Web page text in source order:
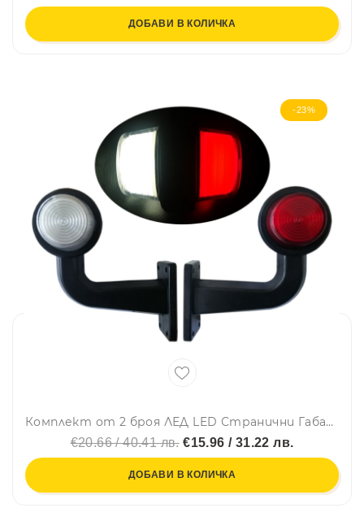
ДОБАВИ В КОЛИЧКА
-23%
Комплект от 2 броя ЛЕД LED Странични Габарити Габаритни Светлини Тип Рогче с Неон Ефект за Камион Ремарке Тир Бус Ван Каравана и др. 12-24V бяло-червено
€20.66 / 40.41 лв.€15.96 / 31.22 лв.
ДОБАВИ В КОЛИЧКА